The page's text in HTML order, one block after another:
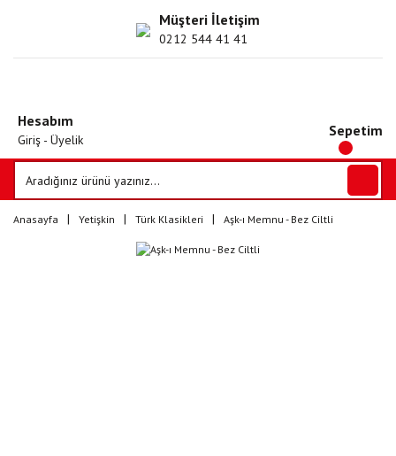
Müşteri İletişim
0212 544 41 41
Hesabım
Giriş - Üyelik
Sepetim
Anasayfa Yetişkin Türk Klasikleri Aşk-ı Memnu - Bez Ciltli